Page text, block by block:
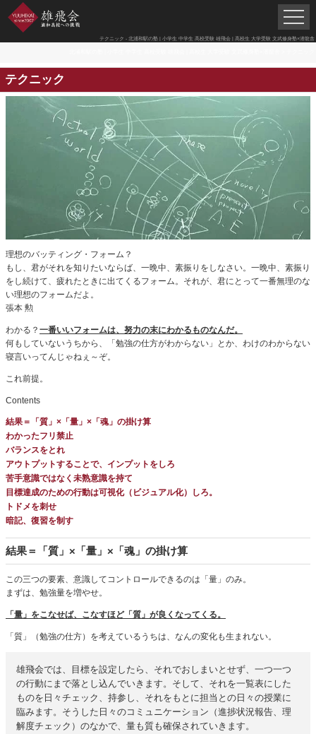
テクニック - 北浦和駅の塾 | 小学生 中学生 高校受験 雄飛会 | 高校生 大学受験 文武修身塾×潜龍舎
テクニック
理想のバッティング・フォーム？
もし、君がそれを知りたいならば、一晩中、素振りをしなさい。一晩中、素振り
をし続けて、疲れたときに出てくるフォーム。それが、君にとって一番無理のな
い理想のフォームだよ。
張本 勲
わかる？ 一番いいフォームは、努力の末にわかるものなんだ。
何もしていないうちから、「勉強の仕方がわからない」とか、わけのわからない
寝言いってんじゃねぇ～ぞ。
これ前提。
Contents
結果＝「質」×「量」×「魂」の掛け算
わかったフリ禁止
バランスをとれ
アウトプットすることで、インプットをしろ
苦手意識ではなく未熟意識を持て
目標達成のための行動は可視化（ビジュアル化）しろ。
トドメを刺せ
暗記、復習を制す
結果＝「質」×「量」×「魂」の掛け算
この三つの要素、意識してコントロールできるのは「量」のみ。
まずは、勉強量を増やせ。
「量」をこなせば、こなすほど「質」が良くなってくる。
「質」（勉強の仕方）を考えているうちは、なんの変化も生まれない。
雄飛会では、目標を設定したら、それでおしまいとせず、一つ一つ
の行動にまで落とし込んでいきます。そして、それを一覧表にした
ものを日々チェック、持参し、それをもとに担当との日々の授業に
臨みます。そうした日々のコミュニケーション（進捗状況報告、理
解度チェック）のなかで、量も質も確保されていきます。